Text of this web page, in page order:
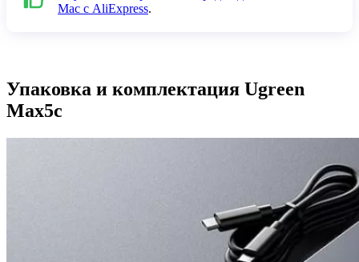
Mac с AliExpress.
Упаковка и комплектация Ugreen
Max5c